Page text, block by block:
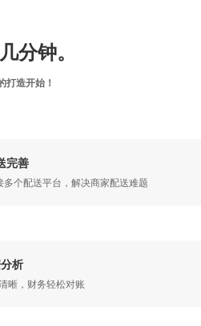
分钟。
打造开始！
完善
多个配送平台，解决商家配送难题
析
晰，财务轻松对账